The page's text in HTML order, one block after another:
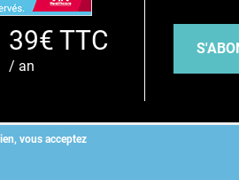
vous acceptez
39€ TTC
/ an
2026 ALLIEDHEALTH